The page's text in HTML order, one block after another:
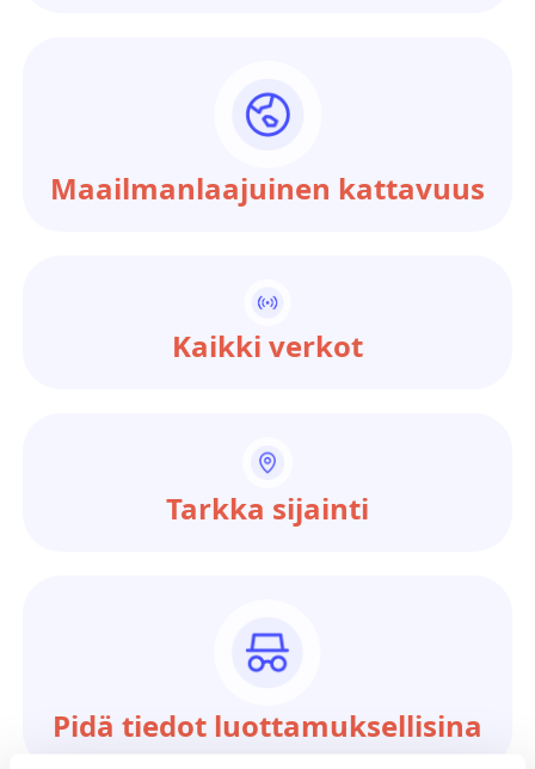
Maailmanlaajuinen kattavuus
Kaikki verkot
Tarkka sijainti
Pidä tiedot luottamuksellisina